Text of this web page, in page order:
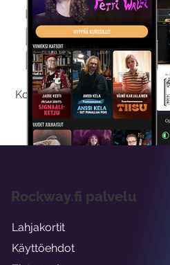
Kokeile
Kokeilemalla ilmaiseksi saat
viikon
Rockway.fi palvelu
Lahjakortit
Käyttöehdot